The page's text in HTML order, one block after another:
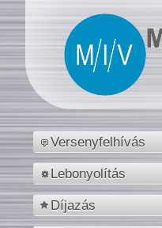
Versenyfelhívás
Lebonyolítás
Díjazás